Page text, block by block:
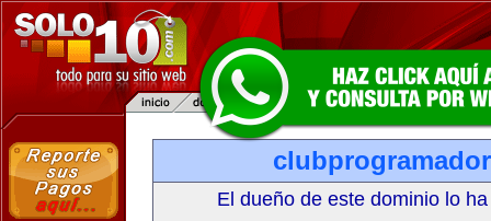
El dueño de este dominio lo